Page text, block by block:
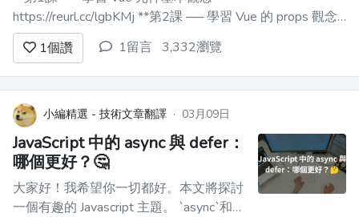
https://reurl.cc/lgbKMj **第2課 ── 學習 Vue 的 props 觀念
** https://reurl.cc/bDbvjy **第3課 ── 學習 Vue 的 events 觀
念** https://r...
1個讚 1留言 3,332瀏覽
小編精選 - 技術文章翻譯 · 03月09日
JavaScript 中的 async 與 defer：
哪個更好？🤔
大家好！我希望你一切都好。本文將探討
一個有趣的 Javascript 主題。 `async`和